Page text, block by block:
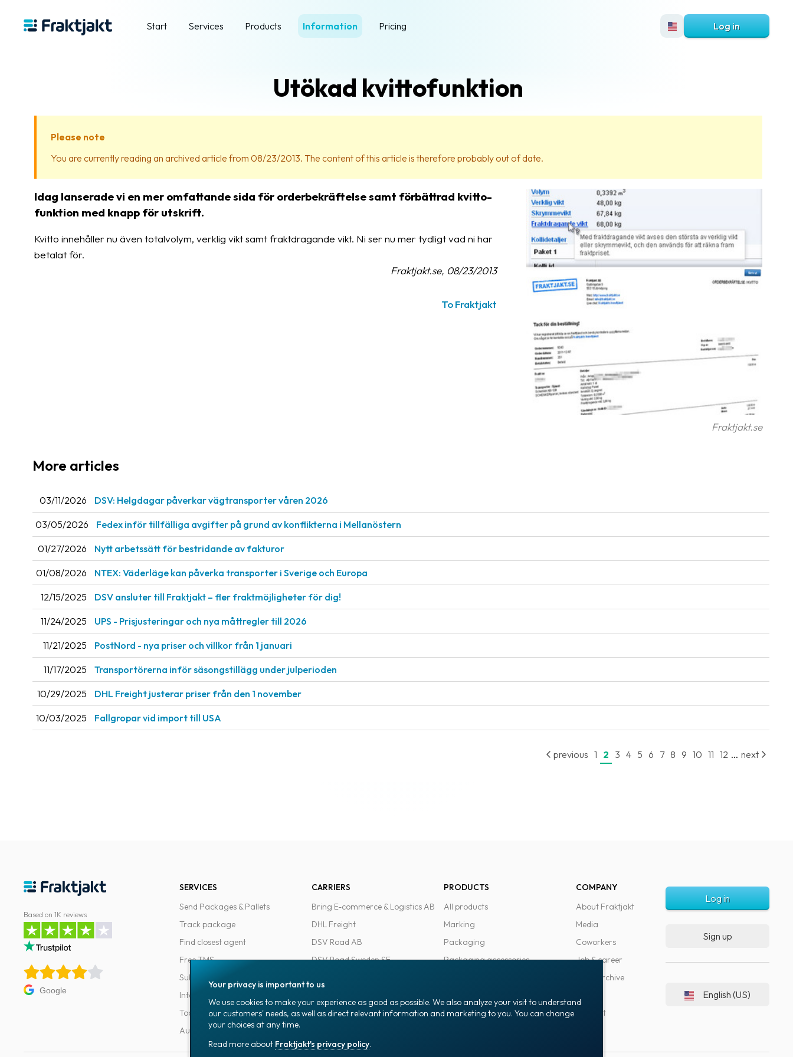
Start Services Products Information Pricing Log in
Utökad kvittofunktion
Please note
You are currently reading an archived article from 08/23/2013. The content of this article is therefore probably out of date.
Fraktjakt.se
Idag lanserade vi en mer omfattande sida för orderbekräftelse samt förbättrad kvitto-
funktion med knapp för utskrift.
Kvitto innehåller nu även totalvolym, verklig vikt samt fraktdragande vikt. Ni ser nu mer tydligt vad ni har
betalat för.
Fraktjakt.se, 08/23/2013
To Fraktjakt
More articles
03/11/2026 DSV: Helgdagar påverkar vägtransporter våren 2026
03/05/2026 Fedex inför tillfälliga avgifter på grund av konflikterna i Mellanöstern
01/27/2026 Nytt arbetssätt för bestridande av fakturor
01/08/2026 NTEX: Väderläge kan påverka transporter i Sverige och Europa
12/15/2025 DSV ansluter till Fraktjakt – fler fraktmöjligheter för dig!
11/24/2025 UPS - Prisjusteringar och nya måttregler till 2026
11/21/2025 PostNord - nya priser och villkor från 1 januari
11/17/2025 Transportörerna inför säsongstillägg under julperioden
10/29/2025 DHL Freight justerar priser från den 1 november
10/03/2025 Fallgropar vid import till USA
previous 1 2 3 4 5 6 7 8 9 10 11 12 ... next
Based on 1K reviews
Google
SERVICES
Send Packages & Pallets
Track package
Find closest agent
Free TMS
Subscriptions
Integrations
Tools for developers
Automations
CARRIERS
Bring E-commerce & Logistics AB
DHL Freight
DSV Road AB
DSV Road Sweden SE
PostNord Sverige AB
PRODUCTS
All products
Marking
Packaging
Packaging accessories
COMPANY
About Fraktjakt
Media
Coworkers
Job & career
News archive
Support
Log in
Sign up
English (US)
Your privacy is important to us
We use cookies to make your experience as good as possible. We also analyze your visit to understand
our customers' needs, as well as direct relevant information and marketing to you. You can change
your choices at any time.
Read more about Fraktjakt's privacy policy.